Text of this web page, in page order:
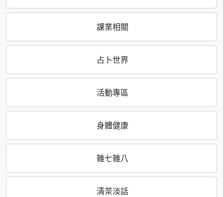
課業相關
占卜世界
活動專區
身體健康
雜七雜八
清茶淡話